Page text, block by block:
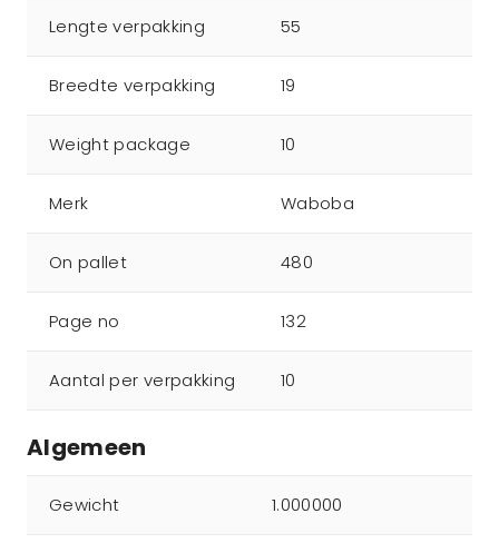
Lengte verpakking 55
Breedte verpakking 19
Weight package 10
Merk Waboba
On pallet 480
Page no 132
Aantal per verpakking 10
Algemeen
Gewicht 1.000000